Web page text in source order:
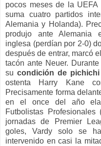
pocos meses de la
suma cuatro partidos
Alemania y Holanda).
produjo ante Alemania
inglesa (perdían por 2-0)
después de entrar, marcó
tacón ante Neuer.
su condición de
ostenta Harry Kane
Precisamente forma
en el once del año
Futbolistas
jornadas de Premier
goles, Vardy solo se
intervenido en casi la